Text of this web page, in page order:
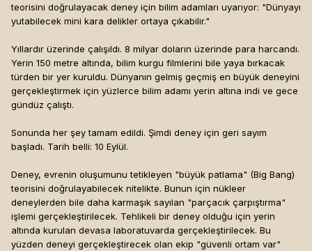
teorisini doğrulayacak deney için bilim adamları uyarıyor: "Dünyayı
yutabilecek mini kara delikler ortaya çıkabilir."
Yıllardır üzerinde çalışıldı. 8 milyar doların üzerinde para harcandı.
Yerin 150 metre altında, bilim kurgu filmlerini bile yaya bırkacak
türden bir yer kuruldu. Dünyanın gelmiş geçmiş en büyük deneyini
gerçekleştirmek için yüzlerce bilim adamı yerin altına indi ve gece
gündüz çalıştı.
Sonunda her şey tamam edildi. Şimdi deney için geri sayım
başladı. Tarih belli: 10 Eylül.
Deney, evrenin oluşumunu tetikleyen "büyük patlama" (Big Bang)
teorisini doğrulayabilecek nitelikte. Bunun için nükleer
deneylerden bile daha karmaşık sayılan "parçacık çarpıştırma"
işlemi gerçekleştirilecek. Tehlikeli bir deney olduğu için yerin
altında kurulan devasa laboratuvarda gerçekleştirilecek. Bu
yüzden deneyi gerçekleştirecek olan ekip "güvenli ortam var"